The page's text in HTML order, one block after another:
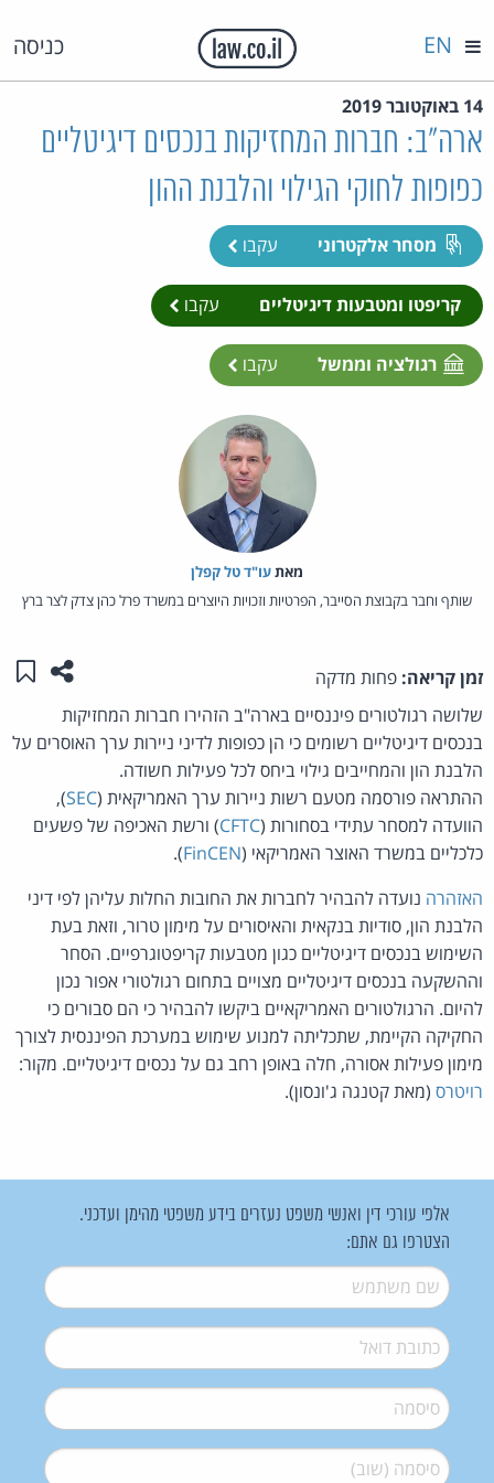
כניסה EN
14 באוקטובר 2019
ארה"ב: חברות המחזיקות בנכסים דיגיטליים
כפופות לחוקי הגילוי והלבנת ההון
מסחר אלקטרוני עקבו
קריפטו ומטבעות דיגיטליים עקבו
רגולציה וממשל עקבו
מאת‏עו"ד טל קפלן
שותף וחבר בקבוצת הסייבר, הפרטיות וזכויות היוצרים במשרד פרל כהן צדק לצר ברץ
זמן קריאה: פחות מדקה שתפו
שלושה רגולטורים פיננסיים בארה"ב הזהירו חברות המחזיקות
בנכסים דיגיטליים רשומים כי הן כפופות לדיני ניירות ערך האוסרים על
הלבנת הון והמחייבים גילוי ביחס לכל פעילות חשודה.
ההתראה פורסמה מטעם רשות ניירות ערך האמריקאית (SEC
),
הוועדה למסחר עתידי בסחורות (CFTC) ורשת האכיפה של פשעים
כלכליים במשרד האוצר האמריקאי (FinCEN
).
האזהרה נועדה להבהיר לחברות את החובות החלות עליהן לפי דיני
הלבנת הון, סודיות בנקאית והאיסורים על מימון טרור, וזאת בעת
השימוש בנכסים דיגיטליים כגון מטבעות קריפטוגרפיים. הסחר
וההשקעה בנכסים דיגיטליים מצויים בתחום רגולטורי אפור נכון
להיום. הרגולטורים האמריקאיים ביקשו להבהיר כי הם סבורים כי
החקיקה הקיימת, שתכליתה למנוע שימוש במערכת הפיננסית לצורך
מימון פעילות אסורה, חלה באופן רחב גם על נכסים דיגיטליים. מקור:
רויטרס (מאת קטנגה ג'ונסון).
אלפי עורכי דין ואנשי משפט נעזרים בידע משפטי מהימן ועדכני.
הצטרפו גם אתם:
שם משתמש*
דואל*
סיסמה*
סיסמה (שוב)*